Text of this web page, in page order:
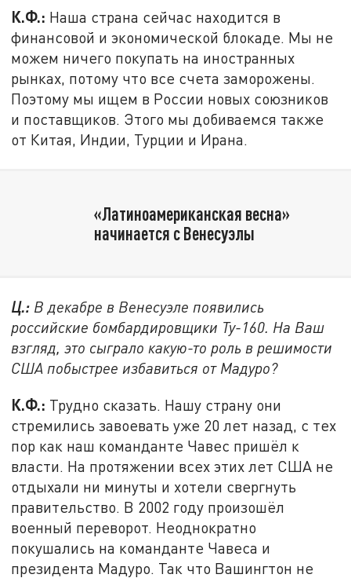
К.Ф.: Наша страна сейчас находится в
финансовой и экономической блокаде. Мы не
можем ничего покупать на иностранных
рынках, потому что все счета заморожены.
Поэтому мы ищем в России новых союзников
и поставщиков. Этого мы добиваемся также
от Китая, Индии, Турции и Ирана.
«Латиноамериканская весна»
начинается с Венесуэлы
Ц.: В декабре в Венесуэле появились
российские бомбардировщики Ту-160. На Ваш
взгляд, это сыграло какую-то роль в решимости
США побыстрее избавиться от Мадуро?
К.Ф.: Трудно сказать. Нашу страну они
стремились завоевать уже 20 лет назад, с тех
пор как наш команданте Чавес пришёл к
власти. На протяжении всех этих лет США не
отдыхали ни минуты и хотели свергнуть
правительство. В 2002 году произошёл
военный переворот. Неоднократно
покушались на команданте Чавеса и
президента Мадуро. Так что Вашингтон не